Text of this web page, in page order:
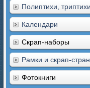
Полиптихи, триптихи
Календари
Скрап-наборы
Рамки и скрап-
Фотокниги